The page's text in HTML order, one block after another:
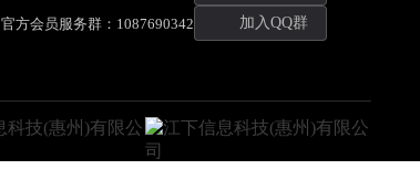
官方会员服务群：1087690342 加入QQ群